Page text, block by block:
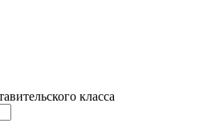
класса